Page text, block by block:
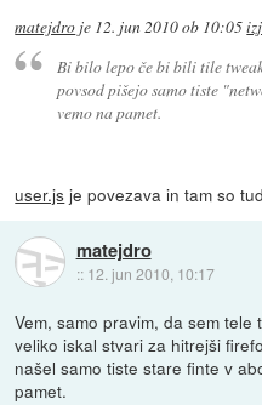
matejdro je 12. jun 2010 ob 10:05
Bi bilo lepo če bi bili tile
povsod pišejo samo tiste
vemo na pamet.
user.js je povezava in tam so
matejdro
:: 12. jun 2010, 10:17
Vem, samo pravim, da sem
veliko iskal stvari za hitrejši
našel samo tiste stare finte v
pamet.